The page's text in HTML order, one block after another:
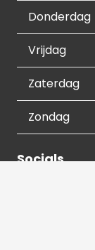
Donderdag
Vrijdag
Zaterdag
Zondag
Socials